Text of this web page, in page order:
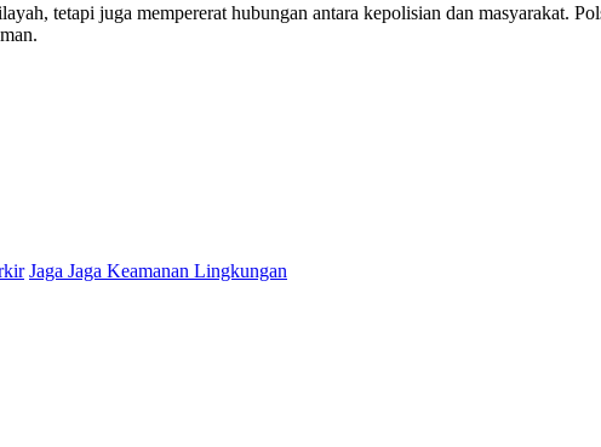
tetapi juga mempererat hubungan antara kepolisian dan masyarakat.
Jaga Jaga Keamanan Lingkungan